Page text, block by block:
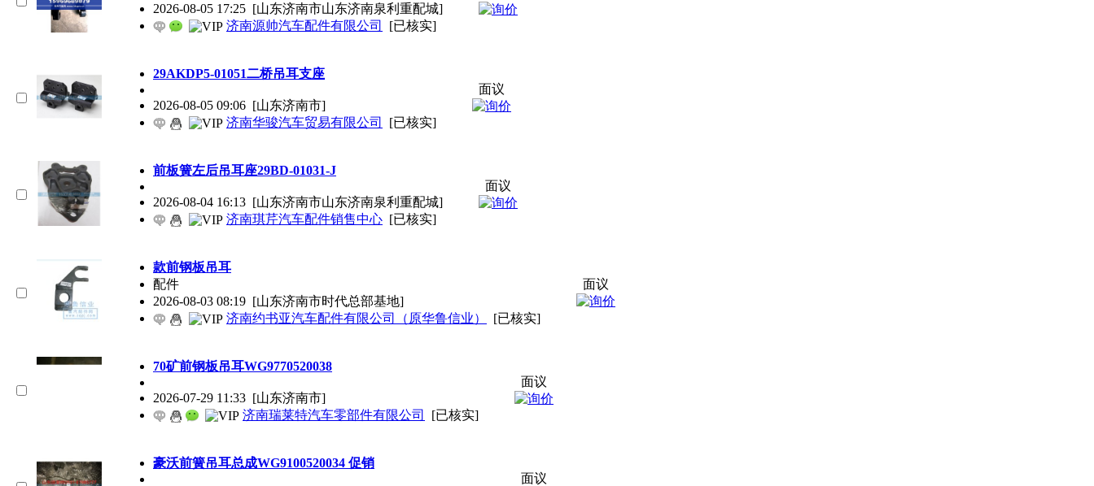
2026-08-05 17:25 [山东济南市山东济南泉利重配城]
济南源帅汽车配件有限公司
[已核实]
29AKDP5-01051二桥吊耳支座
2026-08-05 09:06 [山东济南市]
济南华骏汽车贸易有限公司
[已核实]
面议
前板簧左后吊耳座29BD-01031-J
2026-08-04 16:13 [山东济南市山东济南泉利重配城]
济南琪芹汽车配件销售中心 [已核实]
面议
款前钢板吊耳
配件
2026-08-03 08:19 [山东济南市时代总部基地]
济南约书亚汽车配件有限公司（原华鲁信业）
[已核实]
面议
70矿前钢板吊耳WG9770520038
2026-07-29 11:33 [山东济南市]
济南瑞莱特汽车零部件有限公司
[已核实]
面议
豪沃前簧吊耳总成WG9100520034 促销
面议